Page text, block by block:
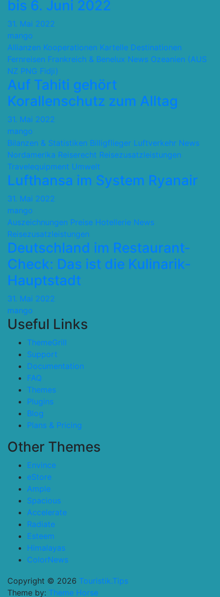
bis 6. Juni 2022
31. Mai 2022
mango
Allianzen Kooperationen Kartelle Destinationen
Fernreisen Frankreich & Benelux News Ozeanien (AUS
NZ PNG Fidji)
Auf Tahiti gehört
Korallenschutz zum Alltag
31. Mai 2022
mango
Bilanzen & Statistiken Billigflieger Luftverkehr News
Nordamerika Reiserecht Reisezusatzleistungen
Travelequipment Umwelt
Lufthansa im System Ryanair
31. Mai 2022
mango
Auszeichnungen Preise Hotellerie News
Reisezusatzleistungen
Deutschland im Restaurant-
Check: Das ist die Kulinarik-
Hauptstadt
31. Mai 2022
mango
Useful Links
ThemeGrill
Support
Documentation
FAQ
Themes
Plugins
Blog
Plans & Pricing
Other Themes
Envince
eStore
Ample
Spacious
Accelerate
Radiate
Esteem
Himalayas
ColorNews
Copyright © 2026 Touristik.Tips
Theme by: Theme Horse